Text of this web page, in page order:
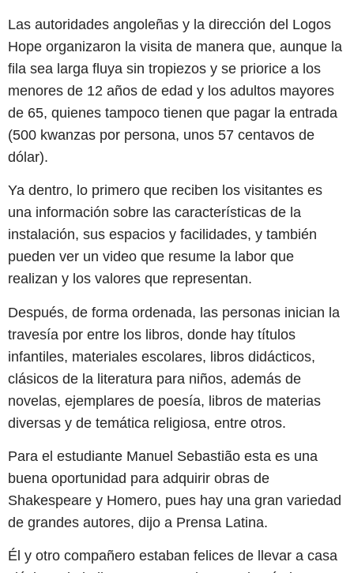
Las autoridades angoleñas y la dirección del Logos
Hope organizaron la visita de manera que, aunque la
fila sea larga fluya sin tropiezos y se priorice a los
menores de 12 años de edad y los adultos mayores
de 65, quienes tampoco tienen que pagar la entrada
(500 kwanzas por persona, unos 57 centavos de
dólar).
Ya dentro, lo primero que reciben los visitantes es
una información sobre las características de la
instalación, sus espacios y facilidades, y también
pueden ver un video que resume la labor que
realizan y los valores que representan.
Después, de forma ordenada, las personas inician la
travesía por entre los libros, donde hay títulos
infantiles, materiales escolares, libros didácticos,
clásicos de la literatura para niños, además de
novelas, ejemplares de poesía, libros de materias
diversas y de temática religiosa, entre otros.
Para el estudiante Manuel Sebastião esta es una
buena oportunidad para adquirir obras de
Shakespeare y Homero, pues hay una gran variedad
de grandes autores, dijo a Prensa Latina.
Él y otro compañero estaban felices de llevar a casa